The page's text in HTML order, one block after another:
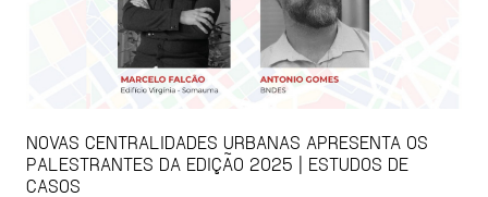
NOVAS CENTRALIDADES URBANAS APRESENTA OS
PALESTRANTES DA EDIÇÃO 2025 | ESTUDOS DE
CASOS